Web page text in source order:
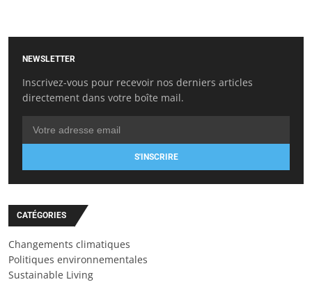
NEWSLETTER
Inscrivez-vous pour recevoir nos derniers articles
directement dans votre boîte mail.
S'INSCRIRE
CATÉGORIES
Changements climatiques
Politiques environnementales
Sustainable Living